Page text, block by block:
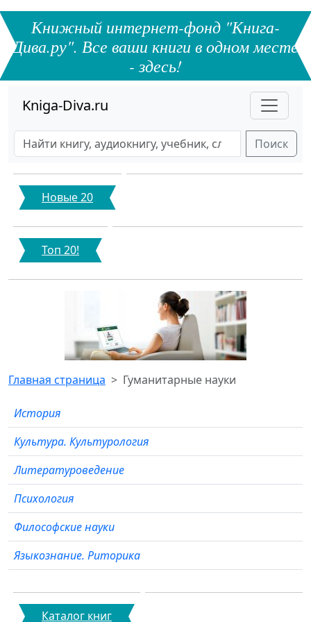
Книжный интернет-фонд "Книга-
Дива.ру". Все ваши книги в одном месте
- здесь!
Kniga-Diva.ru
Поиск
Новые 20
Топ 20!
Главная страница Гуманитарные науки
История
Культура. Культурология
Литературоведение
Психология
Философские науки
Языкознание. Риторика
Каталог книг